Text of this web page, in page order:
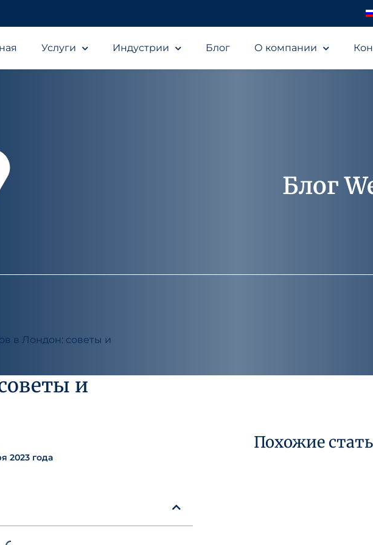
Услуги Индустрии Блог О компании
Блог
в Лондон: советы и
и
2023 года
Похожие